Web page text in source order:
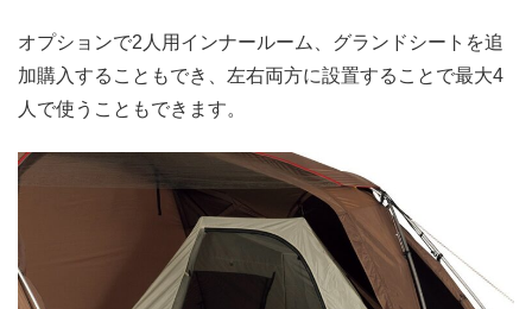
オプションで2人用インナールーム、グランドシートを追
加購入することもでき、左右両方に設置することで最大4
人で使うこともできます。